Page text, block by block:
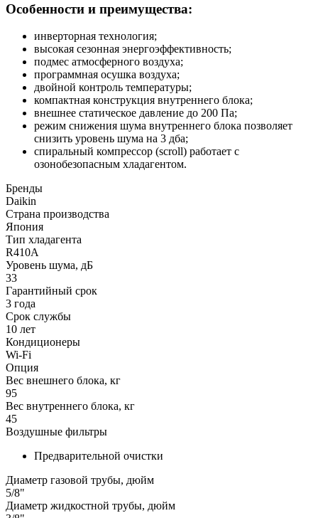
Особенности и преимущества:
инверторная технология;
высокая сезонная энергоэффективность;
подмес атмосферного воздуха;
программная осушка воздуха;
двойной контроль температуры;
компактная конструкция внутреннего блока;
внешнее статическое давление до 200 Па;
режим снижения шума внутреннего блока позволяет
снизить уровень шума на 3 дба;
спиральный компрессор (scroll) работает с
озонобезопасным хладагентом.
Бренды
Daikin
Страна производства
Япония
Тип хладагента
R410A
Уровень шума, дБ
33
Гарантийный срок
3 года
Срок службы
10 лет
Кондиционеры
Wi-Fi
Опция
Вес внешнего блока, кг
95
Вес внутреннего блока, кг
45
Воздушные фильтры
Предварительной очистки
Диаметр газовой трубы, дюйм
5/8"
Диаметр жидкостной трубы, дюйм